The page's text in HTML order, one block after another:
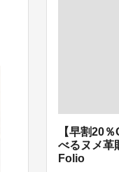
【早割20
べるヌメ革
Folio